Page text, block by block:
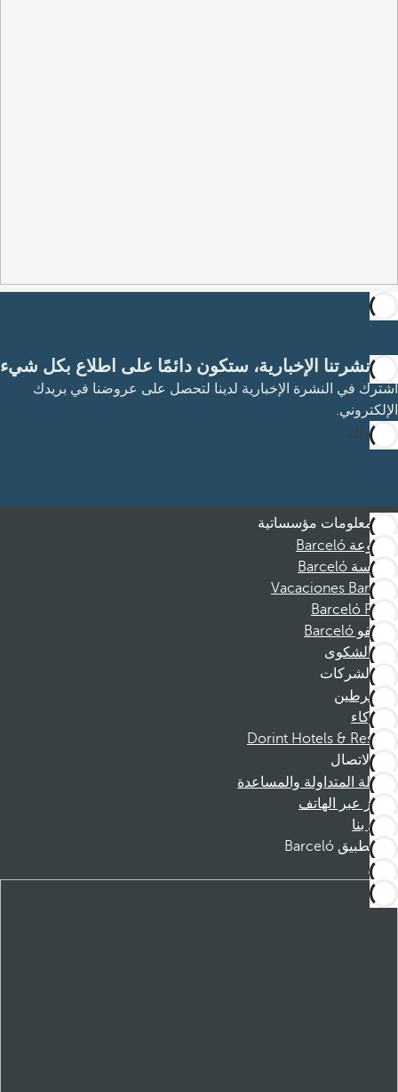
مع نشرتنا الإخبارية، ستكون دائمًا على اطلاع بكل شيء
اشترك في النشرة الإخبارية لدينا لتحصل على عروضنا في بريدك
الإلكتروني.
الاشتراك
معلومات مؤسساتية
مجموعة Barceló
مؤسسة Barceló
Vacaciones Barceló
Barceló Films
موظفو Barceló
قناة الشكوى
الشركات
المنخرطين
الشركاء
Dorint Hotels & Resorts
الاتصال
الأسئلة المتداولة والمساعدة
الحجز عبر الهاتف
اتصل بنا
تطبيق Barceló
تنزيل